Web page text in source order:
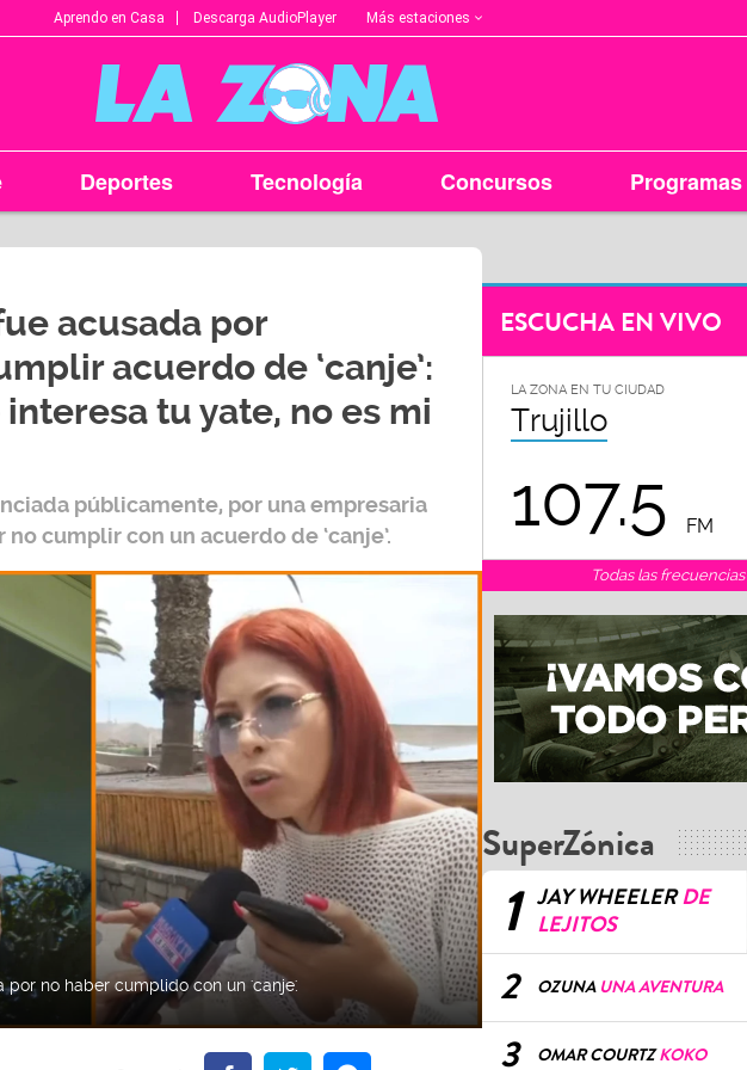
Aprendo en Casa Descarga AudioPlayer Más estaciones
Deportes Tecnología Concursos Programas
acusada por
acuerdo de ‘canje’:
tu yate, no es mi
públicamente, por una empresaria
cumplir con un acuerdo de ‘canje’.
por no haber cumplido con un 'canje'.
ESCUCHA EN VIVO
Arequipa
95.9 FM
LA ZONA EN TU CIUDAD
Trujillo
107.5 FM
Todas las frecuencias
SuperZónica
1 JAY WHEELERDE
LEJITOS
2 OZUNA UNA AVENTURA
3 OMAR COURTZKOKO